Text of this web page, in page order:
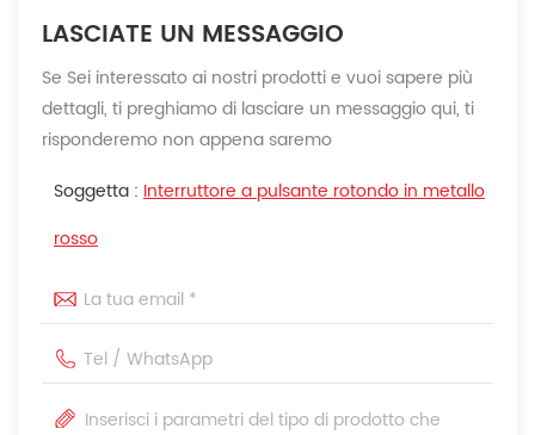
LASCIATE UN MESSAGGIO
Se Sei interessato ai nostri prodotti e vuoi sapere più
dettagli, ti preghiamo di lasciare un messaggio qui, ti
risponderemo non appena saremo
Soggetta : Interruttore a pulsante rotondo in metallo
rosso